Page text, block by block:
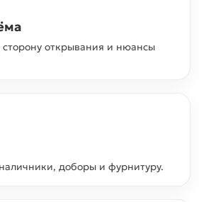
открывания и нюансы
доборы и фурнитуру.